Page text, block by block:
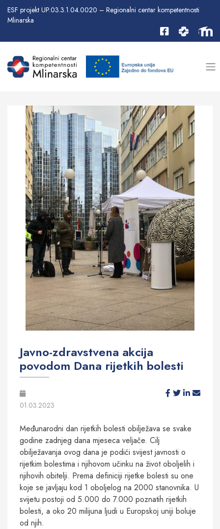
ESF projekt UP.03.3.1.04.0020 – Regionalni centar kompetentnosti
Mlinarska
Javno-zdravstvena akcija
povodom Dana rijetkih bolesti
01.03.2023
Međunarodni dan rijetkih bolesti obilježava se svake
godine zadnjeg dana mjeseca veljače. Cilj
obilježavanja ovog dana je podići svijest javnosti o
rijetkim bolestima i njihovom učinku na život oboljelih i
njihovih obitelji. Prema definiciji rijetke bolesti su one
koje se javljaju kod 1 oboljelog na 2000 stanovnika. U
svijetu postoji od 5.000 do 7.000 poznatih rijetkih
bolesti, a oko 20 milijuna ljudi u Europskoj uniji boluje
od njih.